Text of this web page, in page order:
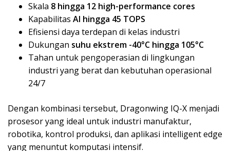
Skala 8 hingga 12 high-performance cores
Kapabilitas AI hingga 45 TOPS
Efisiensi daya terdepan di kelas industri
Dukungan suhu ekstrem -40°C hingga 105°C
Tahan untuk pengoperasian di lingkungan
industri yang berat dan kebutuhan operasional
24/7
Dengan kombinasi tersebut, Dragonwing IQ-X menjadi
prosesor yang ideal untuk industri manufaktur,
robotika, kontrol produksi, dan aplikasi intelligent edge
yang menuntut komputasi intensif.